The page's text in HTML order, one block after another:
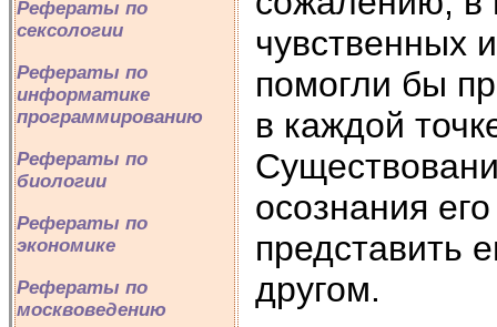
Рефераты по
сексологии
Рефераты по
информатике
программированию
Рефераты по
биологии
Рефераты по
экономике
Рефераты по
москвоведению
чувственных
помогли бы
в каждой
осознания
представить
другом.